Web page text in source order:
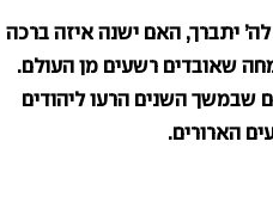
יתברך, האם ישנה איזה ברכה
שאובדים רשעים מן העולם.
שבמשך השנים הרעו ליהודים
הארורים.